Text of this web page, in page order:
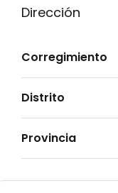
Dirección
Corregimiento
Distrito
Provincia